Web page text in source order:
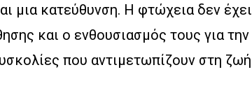
μια κατεύθυνση. Η φτώχεια δεν έχει
και ο ενθουσιασμός τους για την
που αντιμετωπίζουν στη ζωή